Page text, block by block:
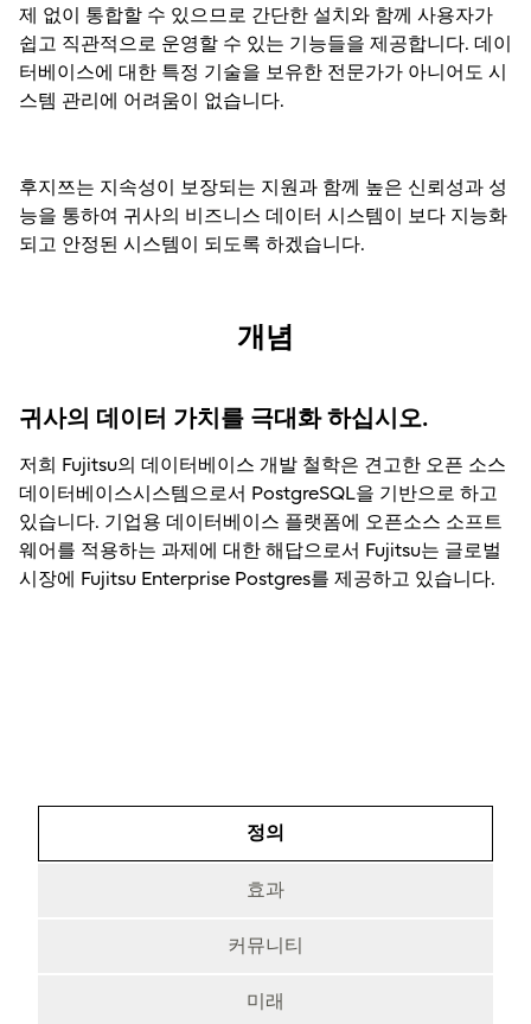
제 없이 통합할 수 있으므로 간단한 설치와 함께 사용자가
쉽고 직관적으로 운영할 수 있는 기능들을 제공합니다. 데이
터베이스에 대한 특정 기술을 보유한 전문가가 아니어도 시
스템 관리에 어려움이 없습니다.
후지쯔는 지속성이 보장되는 지원과 함께 높은 신뢰성과 성
능을 통하여 귀사의 비즈니스 데이터 시스템이 보다 지능화
되고 안정된 시스템이 되도록 하겠습니다.
개념
귀사의 데이터 가치를 극대화 하십시오.
저희 Fujitsu의 데이터베이스 개발 철학은 견고한 오픈 소스
데이터베이스시스템으로서 PostgreSQL을 기반으로 하고
있습니다. 기업용 데이터베이스 플랫폼에 오픈소스 소프트
웨어를 적용하는 과제에 대한 해답으로서 Fujitsu는 글로벌
시장에 Fujitsu Enterprise Postgres를 제공하고 있습니다.
정의
효과
커뮤니티
미래